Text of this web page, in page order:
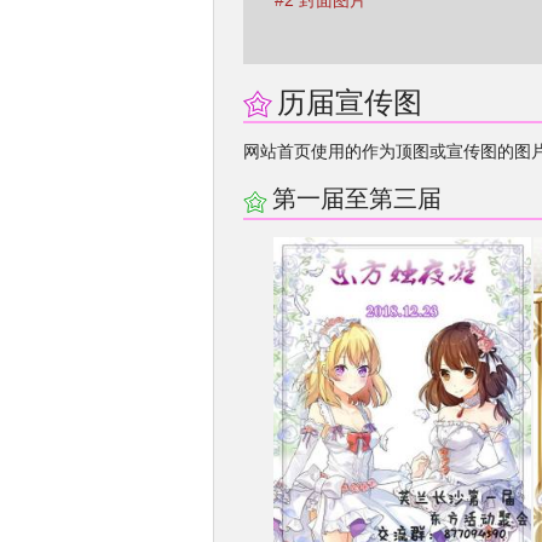
历届宣传图
网站首页使用的作为顶图或宣传图的图
第一届至第三届